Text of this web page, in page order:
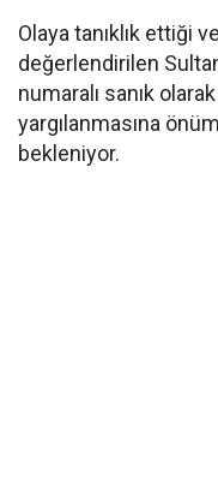
Olaya tanıklık ettiği
değerlendirilen
numaralı sanık
yargılanmasına
bekleniyor.